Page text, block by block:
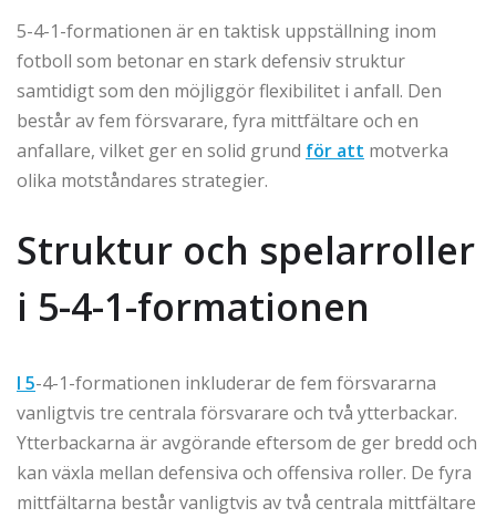
5-4-1-formationen är en taktisk uppställning inom
fotboll som betonar en stark defensiv struktur
samtidigt som den möjliggör flexibilitet i anfall. Den
består av fem försvarare, fyra mittfältare och en
anfallare, vilket ger en solid grund för att motverka
olika motståndares strategier.
Struktur och spelarroller
i 5-4-1-formationen
I 5-4-1-formationen inkluderar de fem försvararna
vanligtvis tre centrala försvarare och två ytterbackar.
Ytterbackarna är avgörande eftersom de ger bredd och
kan växla mellan defensiva och offensiva roller. De fyra
mittfältarna består vanligtvis av två centrala mittfältare